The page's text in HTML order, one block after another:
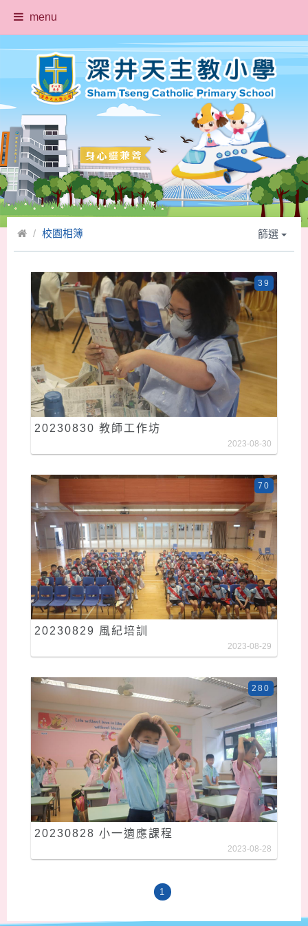
menu
校園相簿 篩選
20230830 教師工作坊
39
2023-08-30
20230829 風紀培訓
70
2023-08-29
20230828 小一適應課程
280
2023-08-28
1